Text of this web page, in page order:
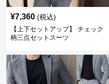
¥7,360 (税込)
【上下セットアップ】 チェック
柄三点セットスーツ